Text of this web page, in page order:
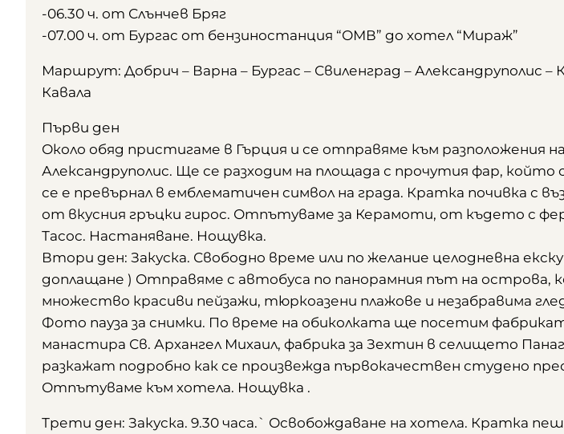
-06.30 ч. от Слънчев Бряг
-07.00 ч. от Бургас от бензиностaнция “ОМВ” до хотел “Мираж”
Маршрут: Добрич – Варна – Бургас – Свиленград – Александруполис –
Кавала
Първи ден
Около обяд пристигаме в Гърция и се отправяме към разположения
Александруполис. Ще се разходим на площада с прочутия фар, който
се е превърнал в емблематичен символ на града. Кратка почивка с
от вкусния гръцки гирос. Отпътуваме за Керамоти, от където с
Тасос. Настаняване. Нощувка.
Втори ден: Закуска. Свободно време или по желание целодневна
доплащане ) Отправяме с автобуса по панорамния път на острова,
множество красиви пейзажи, тюркоазени плажове и незабравима
Фото пауза за снимки. По време на обиколката ще посетим
манастира Св. Архангел Михаил, фабрика за Зехтин в селището
разкажат подробно как се произвежда първокачествен студено
Отпътуваме към хотела. Нощувка .
Трети ден: Закуска. 9.30 часа.` Освобождаване на хотела. Кратка